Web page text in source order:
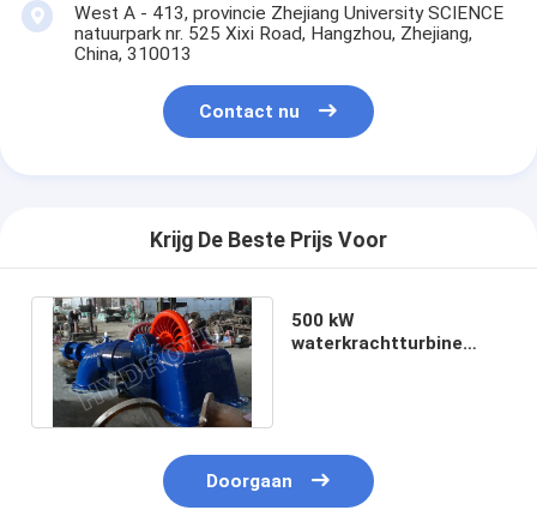
West A - 413, provincie Zhejiang University SCIENCE
natuurpark nr. 525 Xixi Road, Hangzhou, Zhejiang,
China, 310013
Contact nu
Krijg De Beste Prijs Voor
500 kW
waterkrachtturbine
Doorgaan